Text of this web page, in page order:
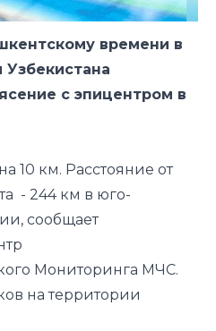
времени в
с эпицентром в
10 км. Расстояние от
- 244 км в юго-
, сообщает
Мониторинга МЧС.
на территории